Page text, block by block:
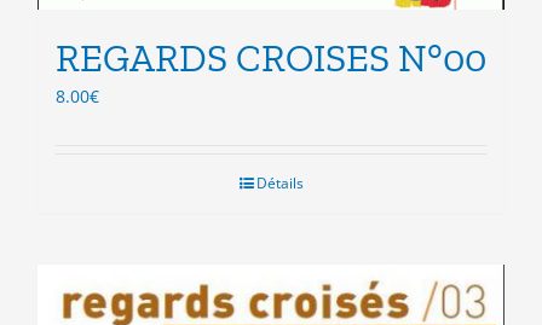
REGARDS CROISES N°00
8.00€
Détails